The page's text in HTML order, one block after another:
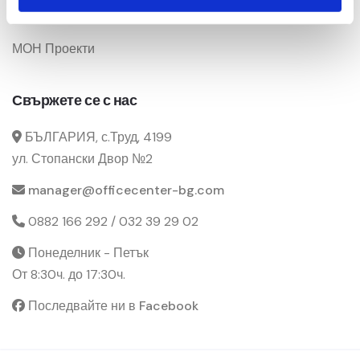
Промоции
МОН Проекти
Свържете се с нас
БЪЛГАРИЯ, с.Труд, 4199
ул. Стопански Двор №2
manager@officecenter-bg.com
0882 166 292 / 032 39 29 02
Понеделник - Петък
От 8:30ч. до 17:30ч.
Последвайте ни в Facebook